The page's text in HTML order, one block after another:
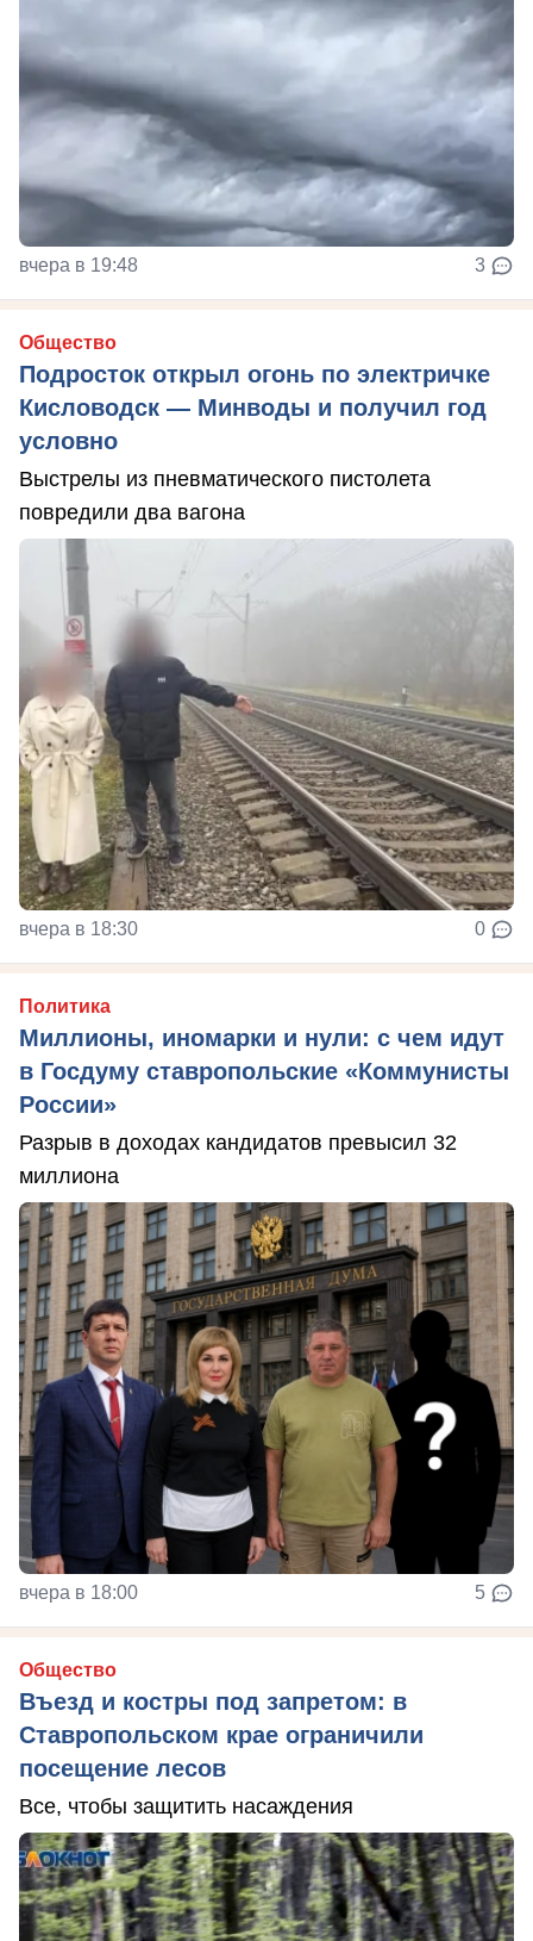
вчера в 19:48 3
Общество
Подросток открыл огонь по электричке
Кисловодск — Минводы и получил год
условно
Выстрелы из пневматического пистолета
повредили два вагона
вчера в 18:30 0
Политика
Миллионы, иномарки и нули: с чем идут
в Госдуму ставропольские «Коммунисты
России»
Разрыв в доходах кандидатов превысил 32
миллиона
вчера в 18:00 5
Общество
Въезд и костры под запретом: в
Ставропольском крае ограничили
посещение лесов
Все, чтобы защитить насаждения